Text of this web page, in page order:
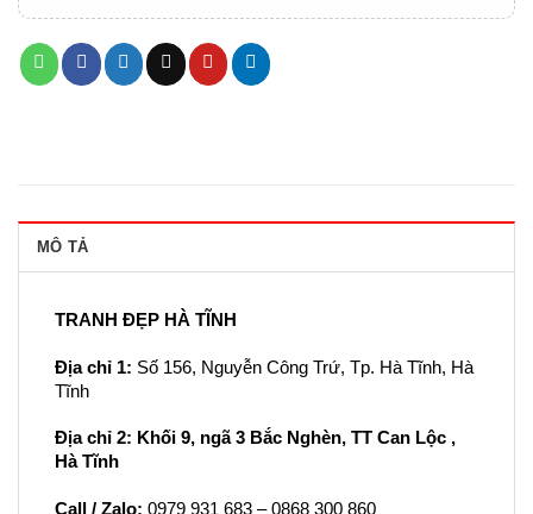
MÔ TẢ
TRANH ĐẸP HÀ TĨNH
Địa chỉ 1: Số 156, Nguyễn Công Trứ, Tp. Hà Tĩnh, Hà
Tĩnh
Địa chỉ 2: Khối 9, ngã 3 Bắc Nghèn, TT Can Lộc ,
Hà Tĩnh
Call / Zalo: 0979 931 683 – 0868 300 860